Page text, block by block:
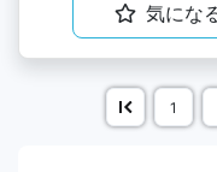
気にな
1